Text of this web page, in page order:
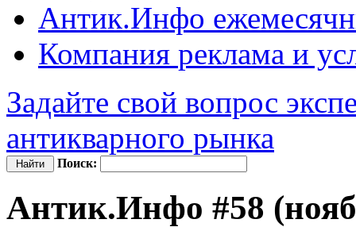
Антик.Инфо
Компания реклама и
Задайте свой вопрос
антикварного рынка
Поиск:
Антик.Инфо #58